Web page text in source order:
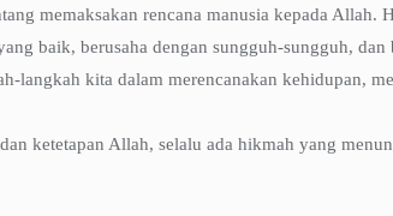
memaksakan rencana manusia kepada
baik, berusaha dengan sungguh-sungguh,
langkah kita dalam merencanakan kehidupan,
ketetapan Allah, selalu ada hikmah yang